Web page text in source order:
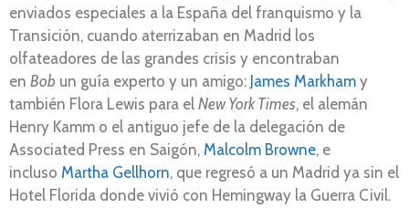
enviados especiales a la España del franquismo y la
Transición, cuando aterrizaban en Madrid los
olfateadores de las grandes crisis y encontraban
en Bob un guía experto y un amigo: James Markham y
también Flora Lewis para el New York Times, el alemán
Henry Kamm o el antiguo jefe de la delegación de
Associated Press en Saigón, Malcolm Browne, e
incluso Martha Gellhorn, que regresó a un Madrid ya sin el
Hotel Florida donde vivió con Hemingway la Guerra Civil.